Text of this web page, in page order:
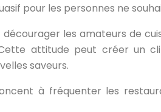
pour les personnes ne
les amateurs de
attitude peut créer un
saveurs.
à fréquenter les